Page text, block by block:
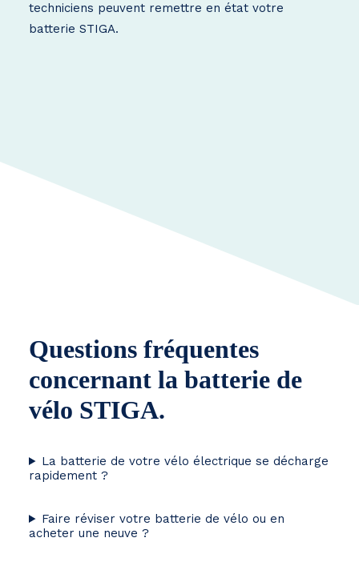
techniciens peuvent remettre en état votre
batterie STIGA.
Questions fréquentes
concernant la batterie de
vélo STIGA.
La batterie de votre vélo électrique se décharge
rapidement ?
Faire réviser votre batterie de vélo ou en
acheter une neuve ?